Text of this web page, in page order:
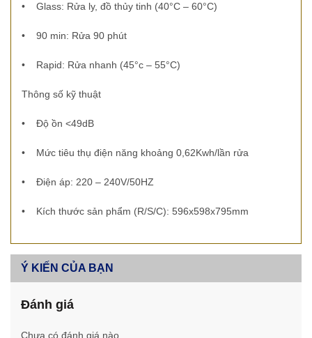
• Glass: Rửa ly, đồ thủy tinh (40°C – 60°C)
• 90 min: Rửa 90 phút
• Rapid: Rửa nhanh (45°c – 55°C)
Thông số kỹ thuật
• Độ ồn <49dB
• Mức tiêu thụ điện năng khoảng 0,62Kwh/lần rửa
• Điện áp: 220 – 240V/50HZ
• Kích thước sản phẩm (R/S/C): 596x598x795mm
Ý KIẾN CỦA BẠN
Đánh giá
Chưa có đánh giá nào.